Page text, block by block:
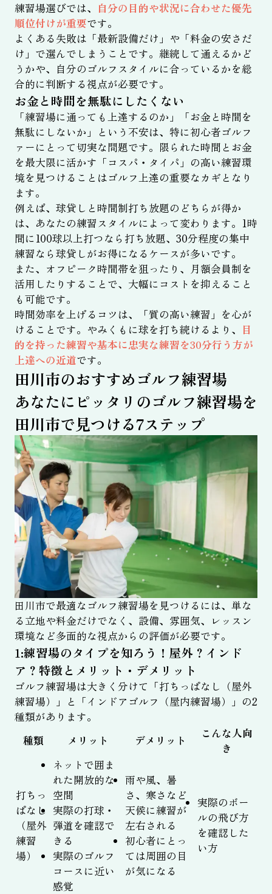
練習場選びでは、 自分の目的や状況に合わせた優先
順位付けが重要です。
よくある失敗は「最新設備だけ」や「料金の安さだ
け」で選んでしまうことです。継続して通えるかど
うかや、自分のゴルフスタイルに合っているかを総
合的に判断する視点が必要です。
お金と時間を無駄にしたくない
「練習場に通っても上達するのか」「お金と時間を
無駄にしないか」という不安は、特に初心者ゴルフ
ァーにとって切実な問題です。限られた時間とお金
を最大限に活かす「コスパ・タイパ」の高い練習環
境を見つけることはゴルフ上達の重要なカギとなり
ます。
例えば、球貸しと時間制打ち放題のどちらが得か
は、あなたの練習スタイルによって変わります。1時
間に100球以上打つなら打ち放題、30分程度の集中
練習なら球貸しがお得になるケースが多いです。
また、オフピーク時間帯を狙ったり、月額会員制を
活用したりすることで、大幅にコストを抑えること
も可能です。
時間効率を上げるコツは、「質の高い練習」を心が
けることです。やみくもに球を打ち続けるより、 目
的を持った練習や基本に忠実な練習を30分行う方が
上達への近道です。
田川市のおすすめゴルフ練習場
あなたにピッタリのゴルフ練習場を
田川市で見つける7ステップ
田川市で最適なゴルフ練習場を見つけるには、単な
る立地や料金だけでなく、設備、雰囲気、レッスン
環境など多面的な視点からの評価が必要です。
1:練習場のタイプを知ろう！屋外？インド
ア？特徴とメリット・デメリット
ゴルフ練習場は大きく分けて「打ちっぱなし（屋外
練習場）」と「インドアゴルフ（屋内練習場）」の2
種類があります。
種類
メリット デメリット
こんな人向
き
打ちっ
ぱなし
（屋外
練習
場）
ネットで囲ま
れた開放的な
空間
実際の打球・
弾道を確認で
きる
実際のゴルフ
コースに近い
感覚
雨や風、暑
さ、寒さなど
天候に練習が
左右される
初心者にとっ
ては周囲の目
が気になる
実際のボー
ルの飛び方
を確認した
い方